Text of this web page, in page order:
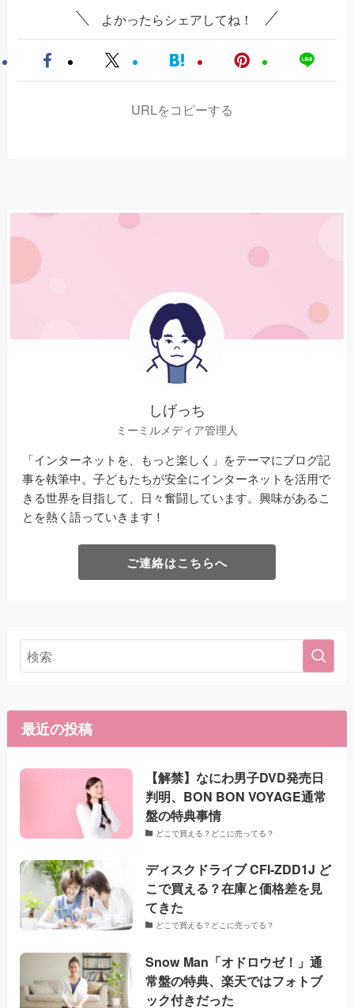
よかったらシェアしてね！
URLをコピーする
しげっち
ミーミルメディア管理人
「インターネットを、もっと楽しく」をテーマにブログ記
事を執筆中。子どもたちが安全にインターネットを活用で
きる世界を目指して、日々奮闘しています。興味があるこ
とを熱く語っていきます！
ご連絡はこちらへ
最近の投稿
【解禁】なにわ男子DVD発売日
判明、BON BON VOYAGE通常
盤の特典事情
どこで買える？どこに売ってる？
ディスクドライブ CFI-ZDD1J ど
こで買える？在庫と価格差を見
てきた
どこで買える？どこに売ってる？
Snow Man「オドロウゼ！」通
常盤の特典、楽天ではフォトブ
ック付きだった